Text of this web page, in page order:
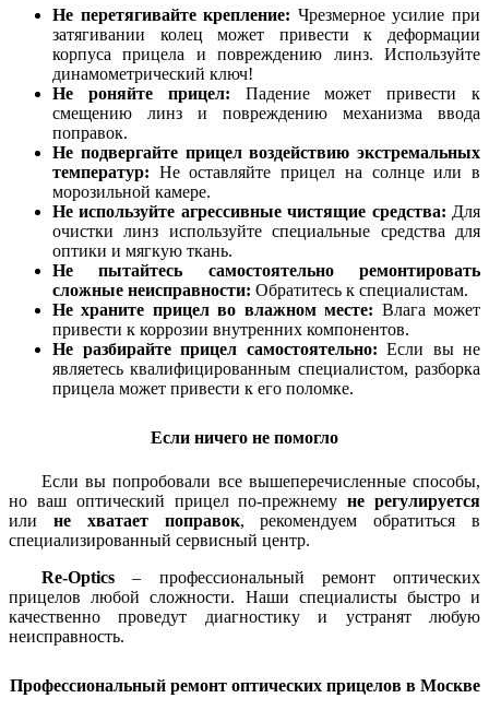
Не перетягивайте крепление: Чрезмерное усилие при
затягивании колец может привести к деформации
корпуса прицела и повреждению линз. Используйте
динамометрический ключ!
Не роняйте прицел: Падение может привести к
смещению линз и повреждению механизма ввода
поправок.
Не подвергайте прицел воздействию экстремальных
температур: Не оставляйте прицел на солнце или в
морозильной камере.
Не используйте агрессивные чистящие средства: Для
очистки линз используйте специальные средства для
оптики и мягкую ткань.
Не пытайтесь самостоятельно ремонтировать
сложные неисправности: Обратитесь к специалистам.
Не храните прицел во влажном месте: Влага может
привести к коррозии внутренних компонентов.
Не разбирайте прицел самостоятельно: Если вы не
являетесь квалифицированным специалистом, разборка
прицела может привести к его поломке.
Если ничего не помогло
Если вы попробовали все вышеперечисленные способы,
но ваш оптический прицел по-прежнемуне регулируется
или не хватает поправок, рекомендуем обратиться в
специализированный сервисный центр.
Re-Optics – профессиональный ремонт оптических
прицелов любой сложности. Наши специалисты быстро и
качественно проведут диагностику и устранят любую
неисправность.
Профессиональный ремонт оптических прицелов в Москве